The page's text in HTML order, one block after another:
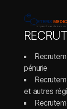
pénurie
et autres